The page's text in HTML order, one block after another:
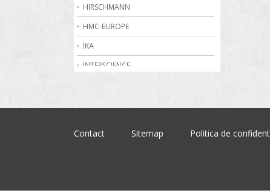
Camere climatice
Cantare electronice industriale
Centrifuge de laborator
Conductometre
HIRSCHMANN
HMC-EUROPE
IKA
INTERSCIENCE
Contact Sitemap Politica de